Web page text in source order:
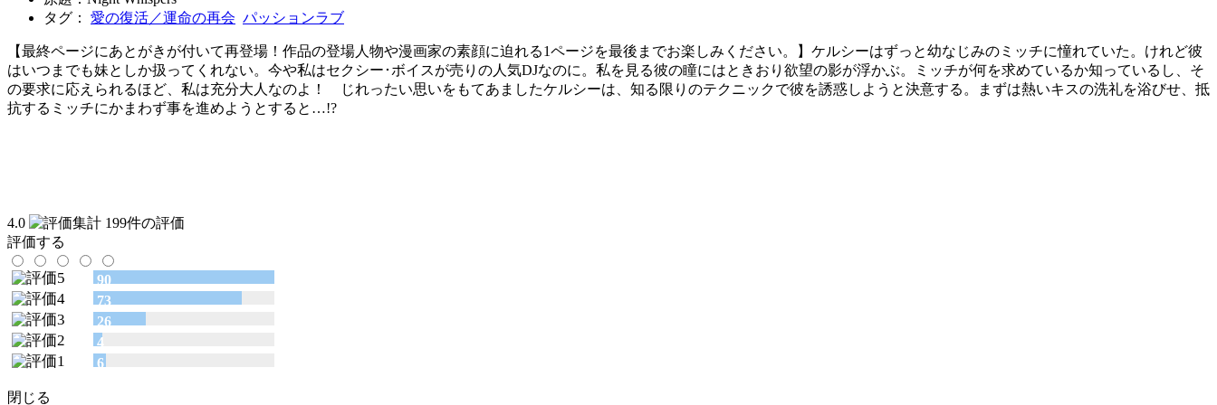
タグ： 愛の復活／運命の再会 パッションラブ
【最終ページにあとがきが付いて再登場！作品の登場人物や漫画家の素顔に迫れる1ページを最後までお楽しみください。】ケルシーはずっと幼なじみのミッチに憧れていた。けれど彼
はいつまでも妹としか扱ってくれない。今や私はセクシー･ボイスが売りの人気DJなのに。私を見る彼の瞳にはときおり欲望の影が浮かぶ。ミッチが何を求めているか知っているし、そ
の要求に応えられるほど、私は充分大人なのよ！ じれったい思いをもてあましたケルシーは、知る限りのテクニックで彼を誘惑しようと決意する。まずは熱いキスの洗礼を浴びせ、抵
抗するミッチにかまわず事を進めようとすると…!?
4.0
199件の評価
評価する
90
73
26
4
6
閉じる